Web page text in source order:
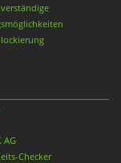
AG
Checker